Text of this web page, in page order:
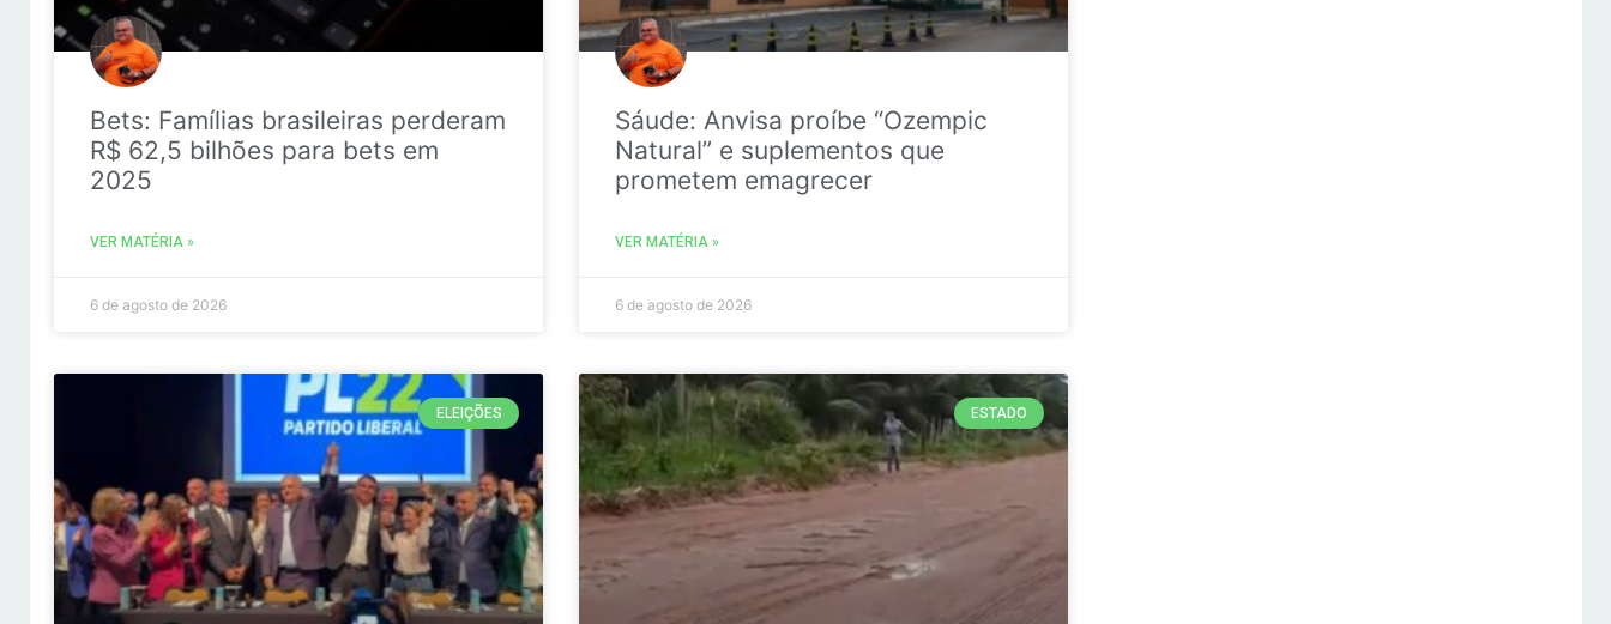
Bets: Famílias brasileiras perderam
R$ 62,5 bilhões para bets em
2025
VER MATÉRIA »
6 de agosto de 2026
Sáude: Anvisa proíbe “Ozempic
Natural” e suplementos que
prometem emagrecer
VER MATÉRIA »
6 de agosto de 2026
ELEIÇÕES ESTADO